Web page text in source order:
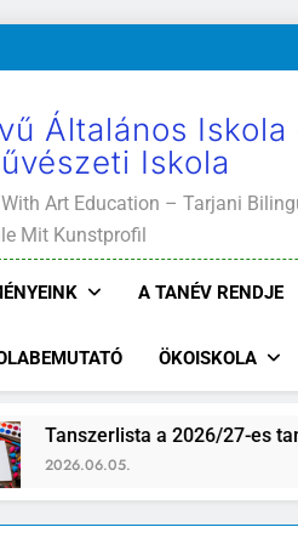
Általános Iskola
Iskola
Art Education – Tarjani
Mit Kunstprofil
A TANÉV RENDJE
ÖKOISKOLA
a 2026/27-es tanévre
2026.06.05.